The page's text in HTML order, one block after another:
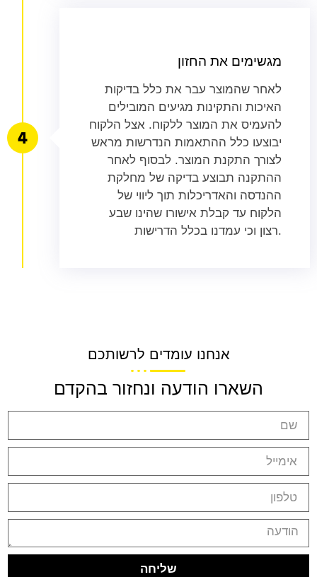
מגשימים את החזון
לאחר שהמוצר עבר את כלל בדיקות
האיכות והתקינות מגיעים המובילים
להעמיס את המוצר ללקוח. אצל הלקוח
יבוצעו כלל ההתאמות הנדרשות מראש
לצורך התקנת המוצר. לבסוף לאחר
ההתקנה תבוצע בדיקה של מחלקת
ההנדסה והאדריכלות תוך ליווי של
הלקוח עד קבלת אישורו שהינו שבע
רצון וכי עמדנו בכלל הדרישות.
אנחנו עומדים לרשותכם
השארו הודעה ונחזור בהקדם
שליחה